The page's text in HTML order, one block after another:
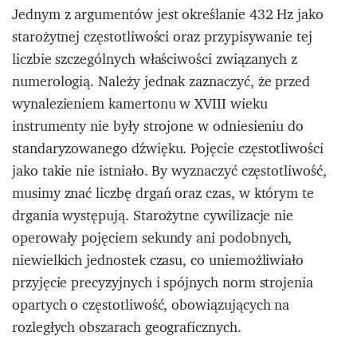
Jednym z argumentów jest określanie 432 Hz jako
starożytnej częstotliwości oraz przypisywanie tej
liczbie szczególnych właściwości związanych z
numerologią. Należy jednak zaznaczyć, że przed
wynalezieniem kamertonu w XVIII wieku
instrumenty nie były strojone w odniesieniu do
standaryzowanego dźwięku. Pojęcie częstotliwości
jako takie nie istniało. By wyznaczyć częstotliwość,
musimy znać liczbę drgań oraz czas, w którym te
drgania występują. Starożytne cywilizacje nie
operowały pojęciem sekundy ani podobnych,
niewielkich jednostek czasu, co uniemożliwiało
przyjęcie precyzyjnych i spójnych norm strojenia
opartych o częstotliwość, obowiązujących na
rozległych obszarach geograficznych.